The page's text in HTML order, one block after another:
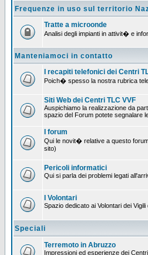
Frequenze in uso sul territorio
Tratte a microonde
Analisi degli impianti in attivit� e
Manteniamoci in contatto
I recapiti telefonici dei Centri
Poich� spesso la nostra rubrica
Siti Web dei Centri TLC VVF
Auspichiamo la realizzazione da
spazio del Forum potete segnalare
I forum
Qui le novit� relative a questo
sito)
Pericoli informatici
Qui si parla dei problemi legati
I Volontari
Spazio dedicato ai Volontari dei
Speciali
Terremoto in Abruzzo
Impressioni ed esperienze dei